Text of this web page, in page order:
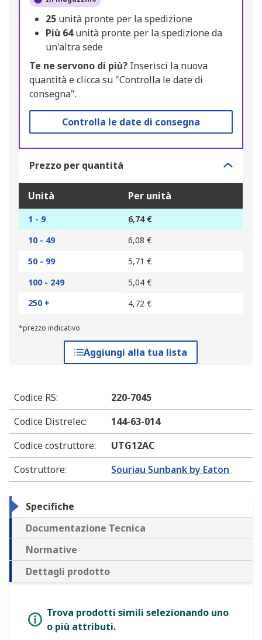
25 unità pronte per la spedizione
Più 64unità pronte per la spedizione da
un'altra sede
Te ne servono di più? Inserisci la nuova
quantità e clicca su "Controlla le date di
consegna".
Controlla le date di consegna
Prezzo per quantità
Unità Per unità
1 - 9
6,74 €
10 - 49
6,08 €
50 - 99
5,71 €
100 - 249
5,04 €
250 +
4,72 €
*prezzo indicativo
Aggiungi alla tua lista
Codice RS:
220-7045
Codice Distrelec:
144-63-014
Codice costruttore:
UTG12AC
Costruttore: Souriau Sunbank by Eaton
Specifiche
Documentazione Tecnica
Normative
Dettagli prodotto
Trova prodotti simili selezionando uno
o più attributi.